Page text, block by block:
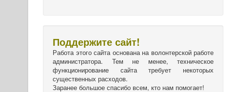
Поддержите сайт!
Работа этого сайта основана на волонтерской работе
администратора. Тем не менее, техническое
функционирование сайта требует некоторых
существенных расходов.
Заранее большое спасибо всем, кто нам помогает!